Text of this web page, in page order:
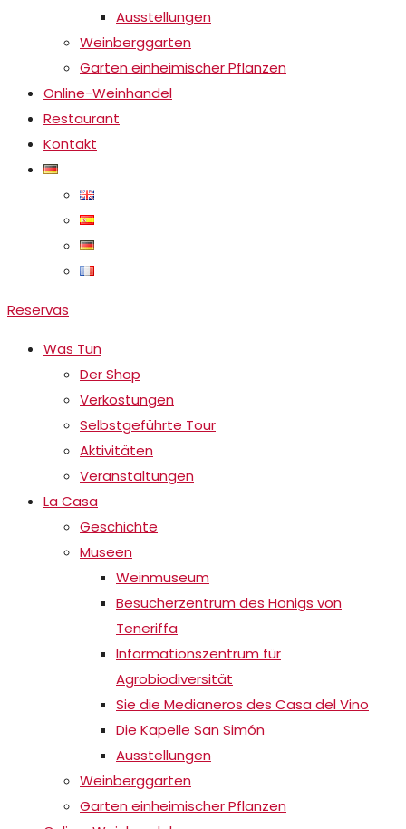
Ausstellungen
Weinberggarten
Garten einheimischer Pflanzen
Online-Weinhandel
Restaurant
Kontakt
Reservas
Was Tun
Der Shop
Verkostungen
Selbstgeführte Tour
Aktivitäten
Veranstaltungen
La Casa
Geschichte
Museen
Weinmuseum
Besucherzentrum des Honigs von
Teneriffa
Informationszentrum für
Agrobiodiversität
Sie die Medianeros des Casa del Vino
Die Kapelle San Simón
Ausstellungen
Weinberggarten
Garten einheimischer Pflanzen